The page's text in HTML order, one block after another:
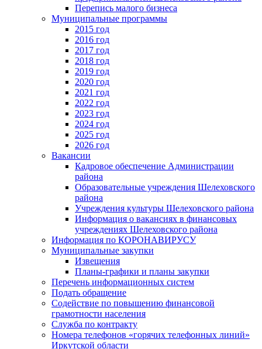
Перепись малого бизнеса
Муниципальные программы
2015 год
2016 год
2017 год
2018 год
2019 год
2020 год
2021 год
2022 год
2023 год
2024 год
2025 год
2026 год
Вакансии
Кадровое обеспечение Администрации
района
Образовательные учреждения Шелеховского
района
Учреждения культуры Шелеховского района
Информация о вакансиях в финансовых
учреждениях Шелеховского района
Информация по КОРОНАВИРУСУ
Муниципальные закупки
Извещения
Планы-графики и планы закупки
Перечень информационных систем
Подать обращение
Содействие по повышению финансовой
грамотности населения
Служба по контракту
Номера телефонов «горячих телефонных линий»
Иркутской области